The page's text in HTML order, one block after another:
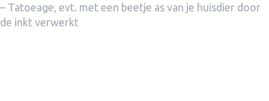
– Tatoeage, evt. met een beetje as van je huisdier door
de inkt verwerkt